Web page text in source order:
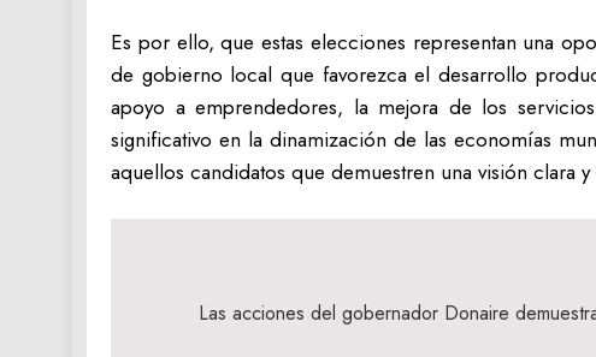
Es por ello, que estas elecciones representan una
de gobierno local que favorezca el desarrollo
apoyo a emprendedores, la mejora de los
significativo en la dinamización de las economías
aquellos candidatos que demuestren una visión
Las acciones del gobernador Donaire